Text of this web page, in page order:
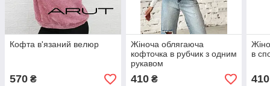
Кофта в'язаний велюр
570 ₴
Жіноча облягаюча
кофточка в рубчик з одним
рукавом
410₴
в
410